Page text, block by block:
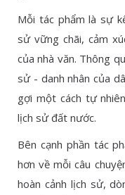
Mỗi tác phẩm là sự
sử vững chãi, cảm
của nhà văn. Thông
sử - danh nhân của
gợi một cách tự
lịch sử đất nước.
Bên cạnh phần tác
hơn về mỗi câu
hoàn cảnh lịch sử,